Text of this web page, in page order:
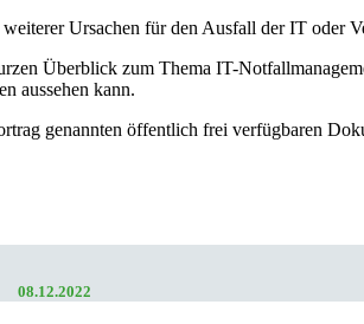
Ursachen für den Ausfall der IT oder
Überblick zum Thema IT-
aussehen kann.
genannten öffentlich frei verfügbaren
08.12.2022